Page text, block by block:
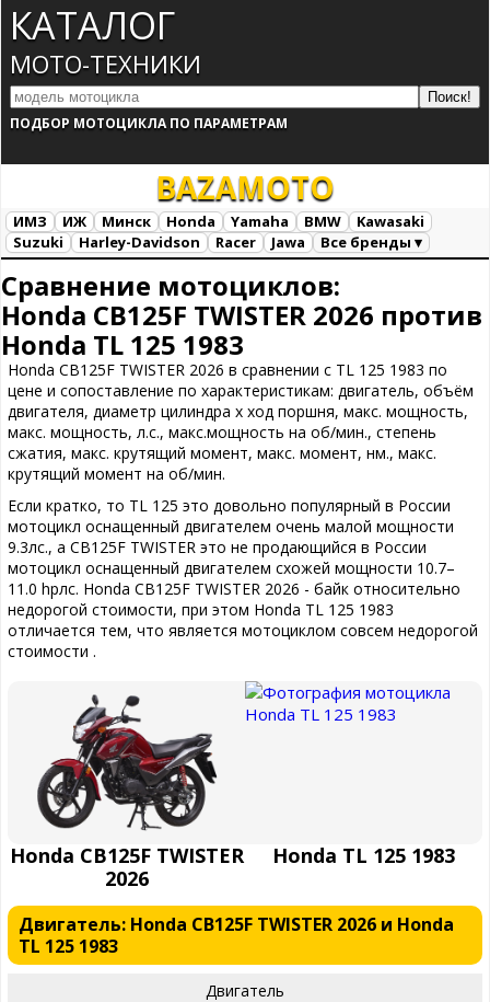
КАТАЛОГ
МОТО-ТЕХНИКИ
ПОДБОР МОТОЦИКЛА ПО ПАРАМЕТРАМ
BAZAMOTO
ИМЗ ИЖ Минск Honda Yamaha BMW
Kawasaki
Suzuki
Harley-Davidson Racer Jawa
Все бренды ▾
Сравнение мотоциклов:
Honda CB125F TWISTER 2026 против
Honda TL 125 1983
Honda CB125F TWISTER 2026 в сравнении с TL 125 1983 по
цене и сопоставление по характеристикам: двигатель, объём
двигателя, диаметр цилиндра х ход поршня, макс. мощность,
макс. мощность, л.с., макс.мощность на об/мин., степень
сжатия, макс. крутящий момент, макс. момент, нм., макс.
крутящий момент на об/мин.
Если кратко, то TL 125 это довольно популярный в России
мотоцикл оснащенный двигателем очень малой мощности
9.3лс., а CB125F TWISTER это не продающийся в России
мотоцикл оснащенный двигателем схожей мощности 10.7–
11.0 hpлс. Honda CB125F TWISTER 2026 - байк относительно
недорогой стоимости, при этом Honda TL 125 1983
отличается тем, что является мотоциклом совсем недорогой
стоимости .
Honda CB125F TWISTER
2026
Honda TL 125 1983
Двигатель: Honda CB125F TWISTER 2026 и Honda
TL 125 1983
Двигатель